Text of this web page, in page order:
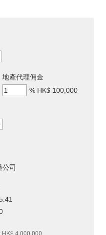
地產代理佣金
% HK$ 100,000
司